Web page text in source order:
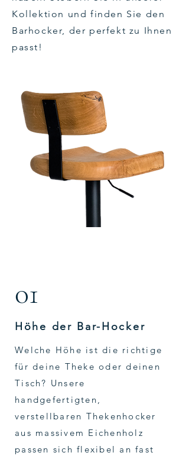
Kollektion und finden Sie den
Barhocker, der perfekt zu Ihnen
passt!
01
Höhe der Bar-Hocker
Welche Höhe ist die richtige
für deine Theke oder deinen
Tisch? Unsere
handgefertigten,
verstellbaren Thekenhocker
aus massivem Eichenholz
passen sich flexibel an fast